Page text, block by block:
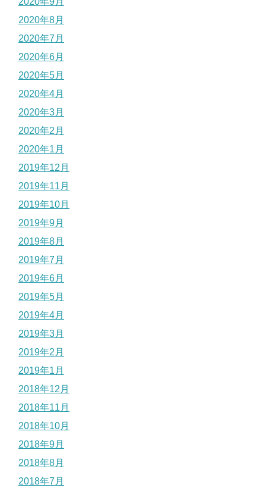
2020年8月
2020年7月
2020年6月
2020年5月
2020年4月
2020年3月
2020年2月
2020年1月
2019年12月
2019年11月
2019年10月
2019年9月
2019年8月
2019年7月
2019年6月
2019年5月
2019年4月
2019年3月
2019年2月
2019年1月
2018年12月
2018年11月
2018年10月
2018年9月
2018年8月
2018年7月